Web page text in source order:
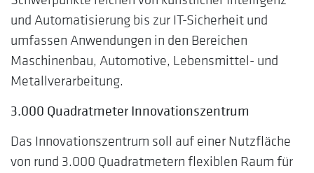
und Automatisierung bis zur IT-Sicherheit und
umfassen Anwendungen in den Bereichen
Maschinenbau, Automotive, Lebensmittel- und
Metallverarbeitung.
3.000 Quadratmeter Innovationszentrum
Das Innovationszentrum soll auf einer Nutzfläche
von rund 3.000 Quadratmetern flexiblen Raum für